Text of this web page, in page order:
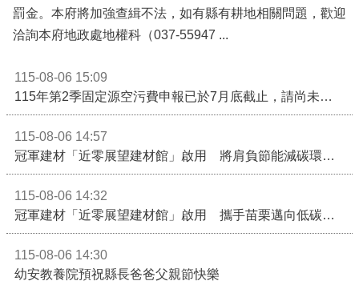
罰金。本府將加強查緝不法，如有縣有耕地相關問題，歡迎
洽詢本府地政處地權科（037-55947 ...
115-08-06 15:09
115年第2季固定源空污費申報已於7月底截止，請尚未申報公私場所儘速完成申繳，以免面臨滯納金及罰鍰!
115-08-06 14:57
冠軍建材「近零展望建材館」啟用 將肩負節能減碳環境教育重任
115-08-06 14:32
冠軍建材「近零展望建材館」啟用 攜手苗栗邁向低碳建築新未來
115-08-06 14:30
幼安教養院預祝縣長爸爸父親節快樂